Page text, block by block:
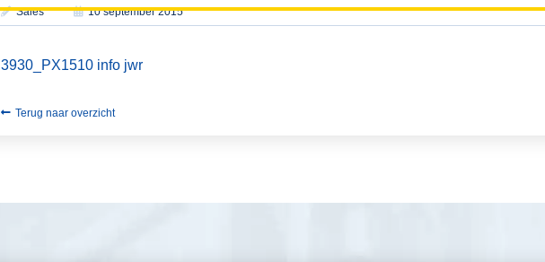
Sales 10 september 2015
3930_PX1510 info jwr
Terug naar overzicht